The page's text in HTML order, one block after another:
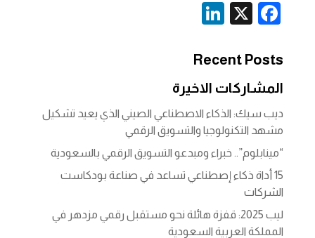
F
c
e
o
o
k
X
k
e
dI
n
Recent Posts
المشاركات الاخيرة
ديب سيك: الذكاء الاصطناعي الصيني الذي يعيد تشكيل
مشهد التكنولوجيا والتسويق الرقمي
“مينابلوم”.. خبراء ومبدعو التسويق الرقمي بالسعودية
15 أداة ذكاء إصطناعي تساعد في صناعة بودكاست
الشركات
ليب 2025: قفزة هائلة نحو مستقبل رقمي مزدهر في
المملكة العربية السعودية